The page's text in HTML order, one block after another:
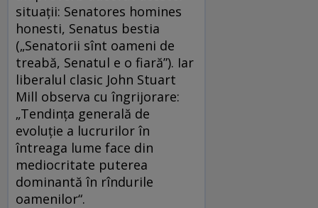
situaţii: Senatores homines
honesti, Senatus bestia
(„Senatorii sînt oameni de
treabă, Senatul e o fiară”). Iar
liberalul clasic John Stuart
Mill observa cu îngrijorare:
„Tendinţa generală de
evoluţie a lucrurilor în
întreaga lume face din
mediocritate puterea
dominantă în rîndurile
oamenilor“.